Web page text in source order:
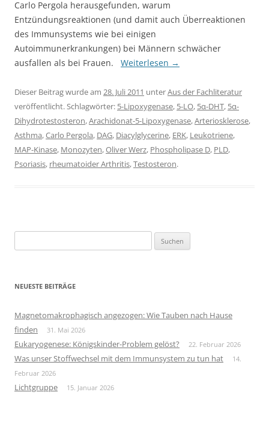
Carlo Pergola herausgefunden, warum
Entzündungsreaktionen (und damit auch Überreaktionen
des Immunsystems wie bei einigen
Autoimmunerkrankungen) bei Männern schwächer
ausfallen als bei Frauen. Weiterlesen →
Dieser Beitrag wurde am 28. Juli 2011 unterAus der Fachliteratur
veröffentlicht. Schlagwörter: 5-Lipoxygenase, 5-LO, 5α-DHT, 5α-
Dihydrotestosteron,Arachidonat-5-Lipoxygenase,Arteriosklerose,
Asthma,Carlo Pergola, DAG, Diacylglycerine, ERK, Leukotriene,
MAP-Kinase, Monozyten,Oliver Werz, Phospholipase D, PLD,
Psoriasis, rheumatoider Arthritis,Testosteron.
nach:
NEUESTE BEITRÄGE
Magnetomakrophagisch angezogen: Wie Tauben nach Hause
finden
31. Mai 2026
Eukaryogenese: Königskinder-Problem gelöst? 22. Februar 2026
Was unser Stoffwechsel mit dem Immunsystem zu tun hat
14.
Februar 2026
Lichtgruppe 15. Januar 2026